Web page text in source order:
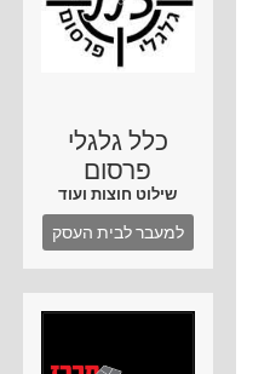
כלל גלגלי
פרסום
שילוט חוצות ועוד
למעבר לבית העסק